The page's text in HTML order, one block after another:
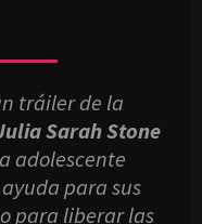
tráiler de la
Sarah Stone
adolescente
para sus
para liberar las